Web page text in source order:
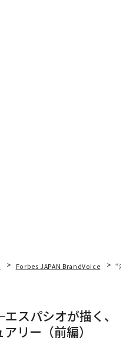
Forbes JAPAN BrandVoice “泊
スパシオが描く、
リー（前編）